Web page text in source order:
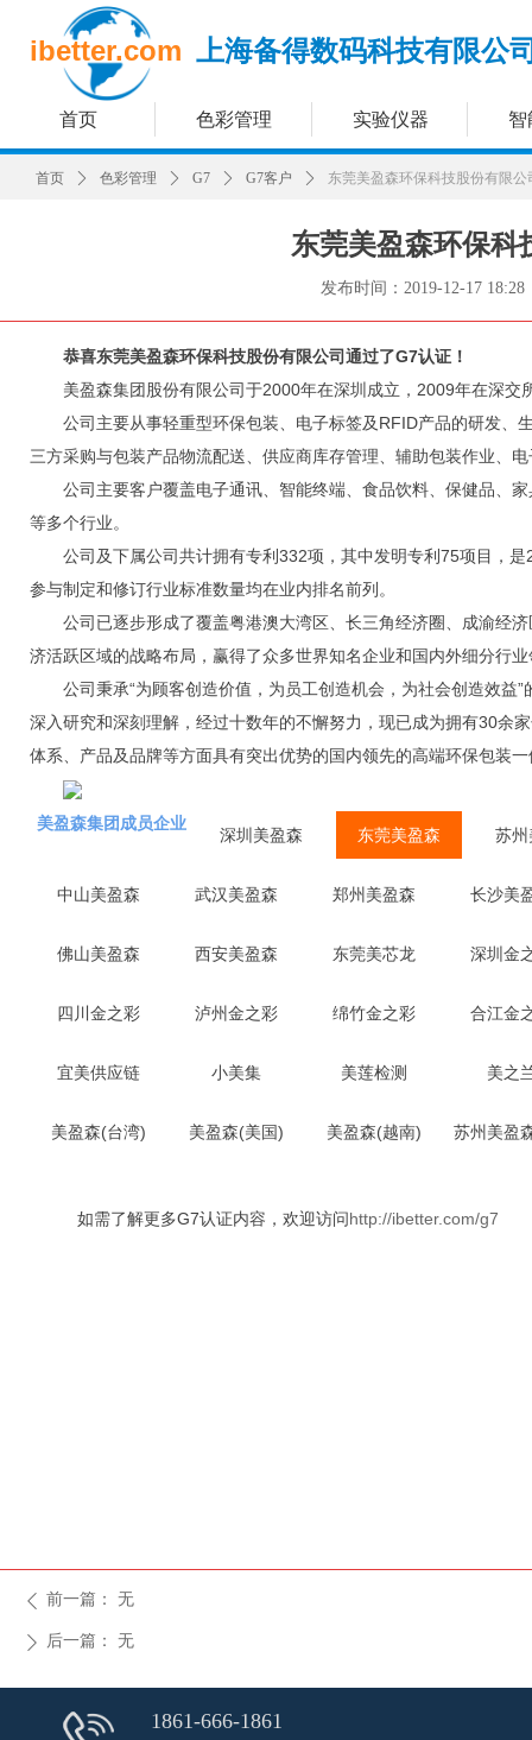
首页 色彩管理 实验仪器 智
ibetter.com 上海备得数码科技有限公
东莞美盈森环保科
发布时间： 2019-12-17 18:28
恭喜东莞美盈森环保科技股份有限公司通过了G7认证！
美盈森集团股份有限公司于2000年在深圳成立，2009年在深交
公司主要从事轻重型环保包装、电子标签及RFID产品的研发、
三方采购与包装产品物流配送、供应商库存管理、辅助包装作业、
公司主要客户覆盖电子通讯、智能终端、食品饮料、保健品、
等多个行业。
公司及下属公司共计拥有专利332项，其中发明专利75项目，
参与制定和修订行业标准数量均在业内排名前列。
公司已逐步形成了覆盖粤港澳大湾区、长三角经济圈、成渝经
济活跃区域的战略布局，赢得了众多世界知名企业和国内外细分行
公司秉承“为顾客创造价值，为员工创造机会，为社会创造效益
深入研究和深刻理解，经过十数年的不懈努力，现已成为拥有30余
体系、产品及品牌等方面具有突出优势的国内领先的高端环保包装
美盈森集团成员企业
深圳美盈森 东莞美盈森 苏州
中山美盈森 武汉美盈森 郑州美盈森 长沙美
佛山美盈森 西安美盈森 东莞美芯龙 深圳金
四川金之彩 泸州金之彩 绵竹金之彩 合江金
宜美供应链 小美集 美莲检测 美之
美盈森(台湾) 美盈森(美国) 美盈森(越南) 苏州美盈
如需了解更多G7认证内容，欢迎访问http://ibetter.com/g7
首页 ꄲ 色彩管理 ꄲ G7 ꄲ G7客户 ꄲ 东莞美盈森环保科技股份有限公
ꄴ 前一篇： 无
ꄲ 后一篇： 无
1861-666-1861